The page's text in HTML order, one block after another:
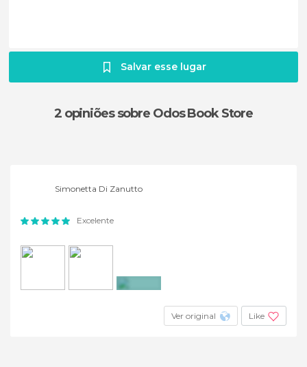
Salvar esse lugar
2 opiniõessobre Odos Book Store
Simonetta Di Zanutto
Excelente
Ver original Like